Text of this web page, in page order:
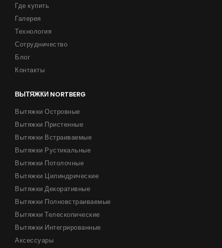
Где купить
Галерея
Технология
Сотрудничество
Блог
Контакты
ВЫТЯЖКИ NORTBERG
Вытяжки Островные
Вытяжки Пристенные
Вытяжки Встраиваемые
Вытяжки Рустикальные
Вытяжки Потолочные
Вытяжки Цилиндрические
Вытяжки Декоративные
Вытяжки Полновстраиваемые
Вытяжки Телескопические
Вытяжки Интегрированные
Аксессуары